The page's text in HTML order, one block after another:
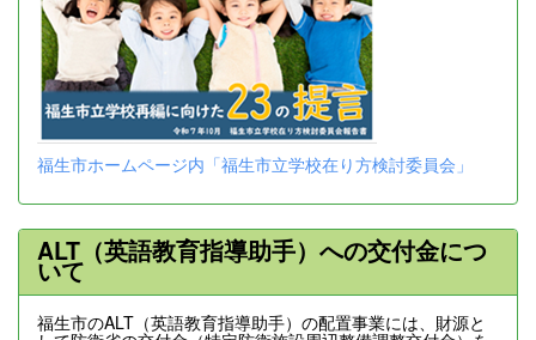
福生市ホームページ内「福生市立学校在り方検討委員会」
ALT（英語教育指導助手）への交付金につ
いて
福生市のALT（英語教育指導助手）の配置事業には、財源と